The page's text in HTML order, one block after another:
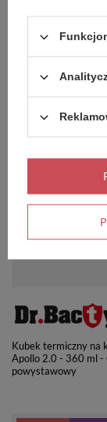
Apollo 2.0 - 360 ml -
nauczyciela - Glossy
Kubek termiczny na
Apollo 2.0 - 360 ml -
powystawowy